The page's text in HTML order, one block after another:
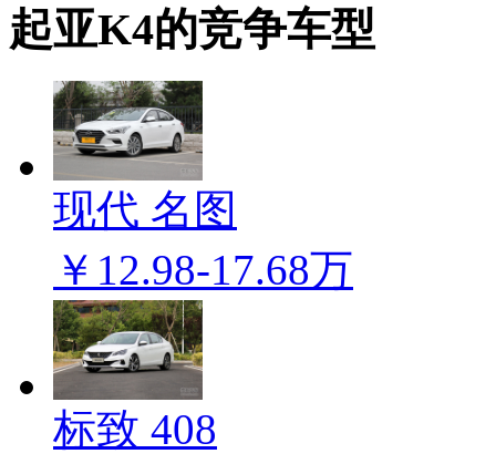
起亚K4的竞争车型
现代 名图
￥12.98-17.68万
标致 408